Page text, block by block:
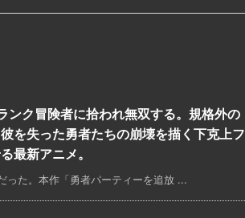
ンク冒険者に拾われ無双する。規格外の
を失った勇者たちの崩壊を描く下克上フ
最新アニメ。
った。本作「勇者パーティーを追放 ...